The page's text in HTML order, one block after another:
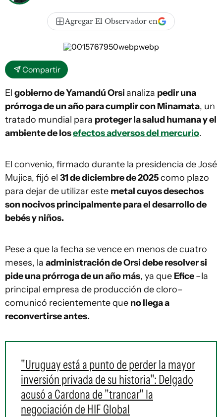
Agregar El Observador en
Compartir
El gobierno de Yamandú Orsianaliza pedir una
prórroga de un año para cumplir con Minamata, un
tratado mundial para proteger la salud humana y el
ambiente de losefectos adversos del mercurio.
El convenio, firmado durante la presidencia de José
Mujica, fijó el 31 de diciembre de 2025como plazo
para dejar de utilizar este metal cuyos desechos
son nocivos principalmente para el desarrollo de
bebés y niños.
Pese a que la fecha se vence en menos de cuatro
meses, la administración de Orsi debe resolver si
pide una prórroga de un año más, ya que Efice–la
principal empresa de producción de cloro–
comunicó recientemente que no llega a
reconvertirse antes.
"Uruguay está a punto de perder la mayor
inversión privada de su historia": Delgado
acusó a Cardona de "trancar" la
negociación de HIF Global